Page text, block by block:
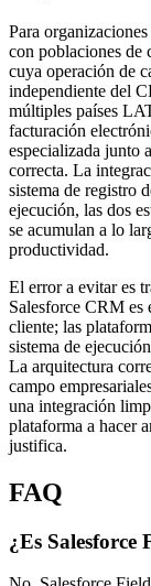
Para
con poblaciones de
cuya operación de
independiente del
múltiples países
facturación
especializada junto
correcta. La
sistema de registro
ejecución, las dos
se acumulan a lo
productividad.
El error a evitar es
Salesforce CRM es
cliente; las
sistema de
La arquitectura
campo
una integración
plataforma a hacer
justifica.
FAQ
¿Es Salesforce